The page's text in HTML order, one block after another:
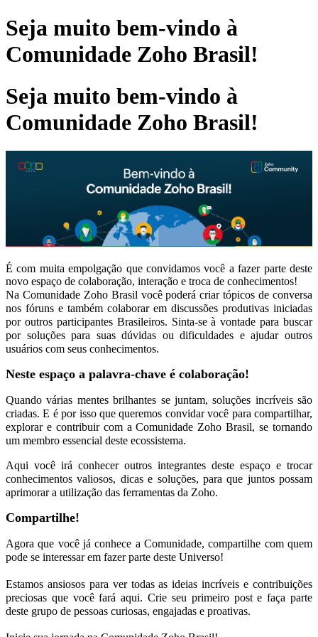
Seja muito bem-vindo à
Comunidade Zoho Brasil!
Seja muito bem-vindo à
Comunidade Zoho Brasil!
É com muita empolgação que convidamos você a fazer parte deste
novo espaço de colaboração, interação e troca de conhecimentos!
Na Comunidade Zoho Brasil você poderá criar tópicos de conversa
nos fóruns e também colaborar em discussões produtivas iniciadas
por outros participantes Brasileiros. Sinta-se à vontade para buscar
por soluções para suas dúvidas ou dificuldades e ajudar outros
usuários com seus conhecimentos.
Neste espaço a palavra-chave é colaboração!
Quando várias mentes brilhantes se juntam, soluções incríveis são
criadas. E é por isso que queremos convidar você para compartilhar,
explorar e contribuir com a Comunidade Zoho Brasil, se tornando
um membro essencial deste ecossistema.
Aqui você irá conhecer outros integrantes deste espaço e trocar
conhecimentos valiosos, dicas e soluções, para que juntos possam
aprimorar a utilização das ferramentas da Zoho.
Compartilhe!
Agora que você já conhece a Comunidade, compartilhe com quem
pode se interessar em fazer parte deste Universo!
Estamos ansiosos para ver todas as ideias incríveis e contribuições
preciosas que você fará aqui. Crie seu primeiro post e faça parte
deste grupo de pessoas curiosas, engajadas e proativas.